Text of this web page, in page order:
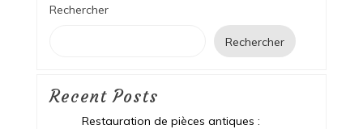
Rechercher
Rechercher
Recent Posts
Restauration de pièces antiques :